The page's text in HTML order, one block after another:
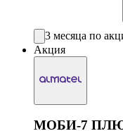
3 месяца по
Акция
МОБИ-7